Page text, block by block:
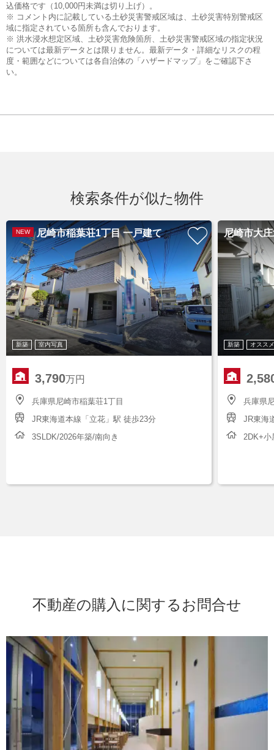
込価格です（10,000円未満は切り上げ）。
※ コメント内に記載している土砂災害警戒区域は、土砂災害特別警戒区
域に指定されている箇所も含んでおります。
※ 洪水浸水想定区域、土砂災害危険箇所、土砂災害警戒区域の指定状況
については最新データとは限りません。最新データ・詳細なリスクの程
度・範囲などについては各自治体の「ハザードマップ」をご確認下さ
い。
検索条件が似た物件
NEW 尼崎市稲葉荘1丁目 一戸建て
新築 室内写真
3,790万円
兵庫県尼崎市稲葉荘1丁目
JR東海道本線「立花」駅 徒歩23分
3SLDK/2026年築/南向き
尼崎市大
新築 オススメ
兵庫県
JR東海
2DK+小
不動産の購入に関するお問合せ